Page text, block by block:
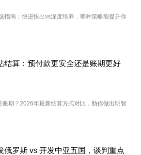
指南：快进快出vs深度培养，哪种策略能提升你
结算：预付款更安全还是账期更好
账期？2026年最新结算方式对比，助你做出明智
俄罗斯 vs 开发中亚五国，谈判重点